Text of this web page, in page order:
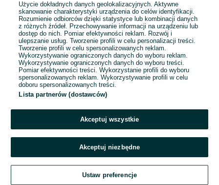
Przejdź na stronę główną
Użycie dokładnych danych geolokalizacyjnych. Aktywne
skanowanie charakterystyki urządzenia do celów identyfikacji.
Rozumienie odbiorców dzięki statystyce lub kombinacji danych
z różnych źródeł. Przechowywanie informacji na urządzeniu lub
dostęp do nich. Pomiar efektywności reklam. Rozwój i
ulepszanie usług. Tworzenie profili w celu personalizacji treści.
Tworzenie profili w celu spersonalizowanych reklam.
Wykorzystywanie ograniczonych danych do wyboru reklam.
Wykorzystywanie ograniczonych danych do wyboru treści.
Pomiar efektywności treści. Wykorzystanie profili do wyboru
spersonalizowanych reklam. Wykorzystywanie profili w celu
doboru spersonalizowanych treści.
Lista partnerów (dostawców)
Akceptuj wszystkie
Akceptuj niezbędne
Ustaw preferencje